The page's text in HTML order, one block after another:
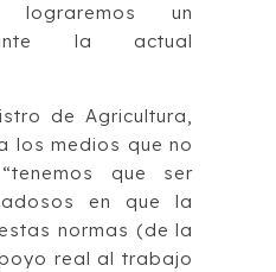
un
la actual
de Agricultura,
los medios que no
que ser
en que la
normas (de la
real al trabajo